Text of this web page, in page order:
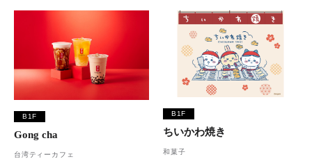
B1F
Gong cha
台湾ティーカフェ
B1F
ちいかわ焼き
和菓子